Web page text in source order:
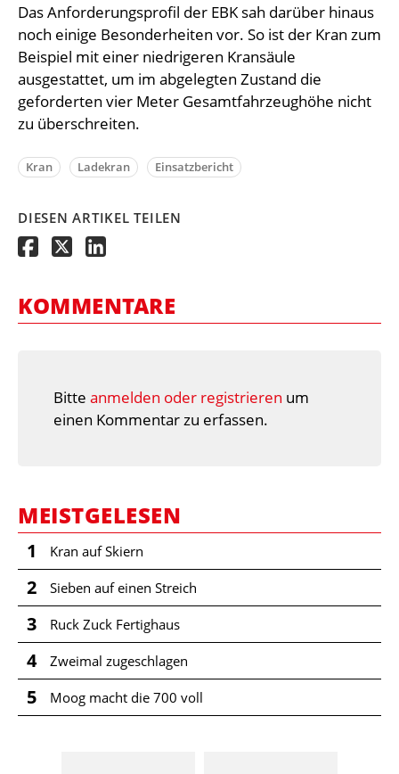
Das Anforderungsprofil der EBK sah darüber hinaus
noch einige Besonderheiten vor. So ist der Kran zum
Beispiel mit einer niedrigeren Kransäule
ausgestattet, um im abgelegten Zustand die
geforderten vier Meter Gesamtfahrzeughöhe nicht
zu überschreiten.
Kran Ladekran Einsatzbericht
DIESEN ARTIKEL TEILEN
KOMMENTARE
Bitte anmelden oder registrieren um
einen Kommentar zu erfassen.
MEISTGELESEN
1 Kran auf Skiern
2 Sieben auf einen Streich
3 Ruck Zuck Fertighaus
4 Zweimal zugeschlagen
5 Moog macht die 700 voll